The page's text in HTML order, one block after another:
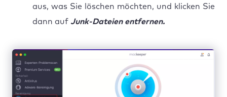
aus, was Sie löschen möchten, und klicken Sie
dann auf Junk-Dateien entfernen.